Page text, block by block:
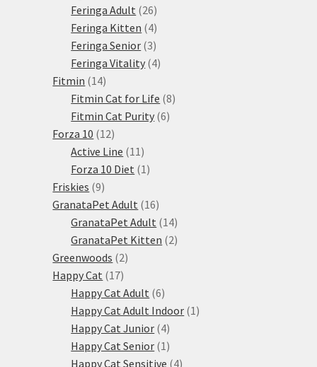
produktů
Feringa Adult 2626
produktů
Feringa Kitten 44
produkty
Feringa Senior 33
produkty
Feringa Vitality 44
Fitmin 1414
produktů
Fitmin Cat for Life 88
Fitmin Cat Purity 66
Forza 10 1212
produktů
Active Line 11 11
produktů
Forza 10 Diet 1 1
Friskies 99
produktů
GranataPet Adult 1616
produktů
GranataPet Adult 1414
produktů
GranataPet Kitten 22
Greenwoods 22
Happy Cat 1717
produktů
Happy Cat Adult 66
produktů
Happy Cat Adult Indoor 1 1
Happy Cat Junior 44
produkty
Happy Cat Senior 1 1
produkt
Happy Cat Sensitive 44